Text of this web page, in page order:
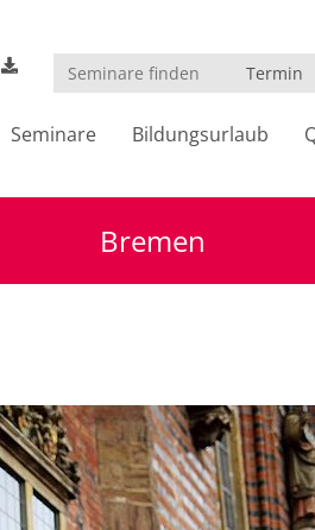
Seminare Bildungsurlaub
Bremen